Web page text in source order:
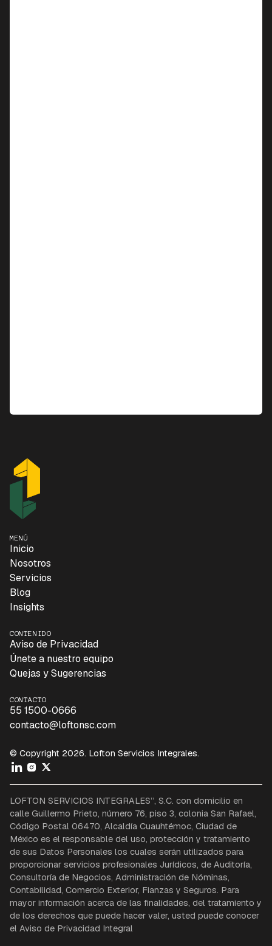
MENÚ
Inicio
Nosotros
Servicios
Blog
Insights
CONTENIDO
Aviso de Privacidad
Únete a nuestro equipo
Quejas y Sugerencias
CONTACTO
55 1500-0666
contacto@loftonsc.com
© Copyright 2026. Lofton Servicios Integrales.
LOFTON SERVICIOS INTEGRALES”, S.C. con domicilio en
calle Guillermo Prieto, número 76, piso 3, colonia San Rafael,
Código Postal 06470, Alcaldía Cuauhtémoc, Ciudad de
México es el responsable del uso, protección y tratamiento
de sus Datos Personales los cuales serán utilizados para
proporcionar servicios profesionales Jurídicos, de Auditoría,
Consultoría de Negocios, Administración de Nóminas,
Contabilidad, Comercio Exterior, Fianzas y Seguros. Para
mayor información acerca de las finalidades, del tratamiento y
de los derechos que puede hacer valer, usted puede conocer
el Aviso de Privacidad Integral